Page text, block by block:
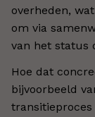
overheden,
om via
van het status
Hoe dat
bijvoorbeeld